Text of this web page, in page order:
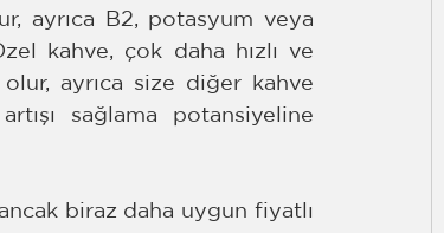
ayrıca B2, potasyum veya
kahve, çok daha hızlı ve
olur, ayrıca size diğer kahve
sağlama potansiyeline
biraz daha uygun fiyatlı